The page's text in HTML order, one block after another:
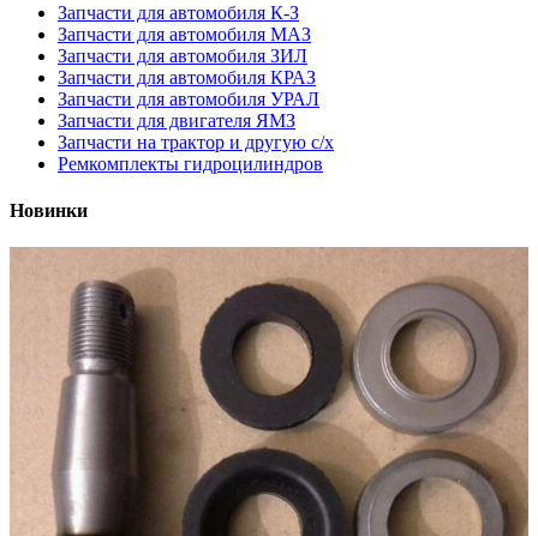
Запчасти для автомобиля К-З
Запчасти для автомобиля МАЗ
Запчасти для автомобиля ЗИЛ
Запчасти для автомобиля КРАЗ
Запчасти для автомобиля УРАЛ
Запчасти для двигателя ЯМЗ
Запчасти на трактор и другую с/х
Ремкомплекты гидроцилиндров
Новинки